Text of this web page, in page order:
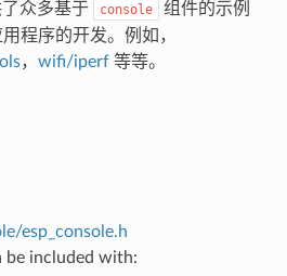
了众多基于 console
组件的示例
程序的开发。例如，
， wifi/iperf等等。
esp_console.h
be included with: